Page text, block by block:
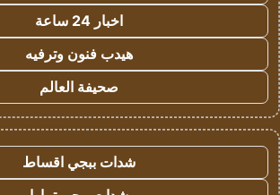
اخبار 24 ساعة
هيدب فنون وترفيه
صحيفة العالم
شدات ببجي اقساط